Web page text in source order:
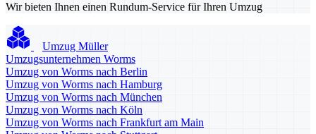
Wir bieten Ihnen einen Rundum-Service für Ihren Umzug
Umzug Müller
Umzugsunternehmen Worms
Umzug von Worms nach Berlin
Umzug von Worms nach Hamburg
Umzug von Worms nach München
Umzug von Worms nach Köln
Umzug von Worms nach Frankfurt am Main